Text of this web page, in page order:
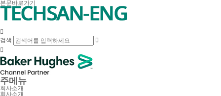
본문바로가기

검색


주메뉴
회사소개
회사소개